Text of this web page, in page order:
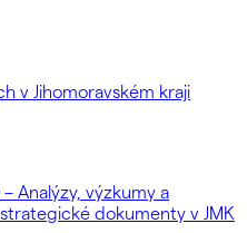
v Jihomoravském kraji
Analýzy, výzkumy a
dokumenty v JMK